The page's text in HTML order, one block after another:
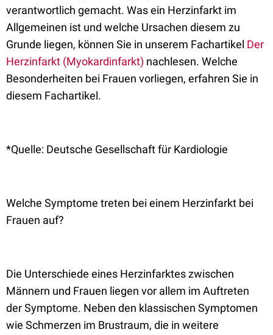
verantwortlich gemacht. Was ein Herzinfarkt im
Allgemeinen ist und welche Ursachen diesem zu
Grunde liegen, können Sie in unserem Fachartikel Der
Herzinfarkt (Myokardinfarkt) nachlesen. Welche
Besonderheiten bei Frauen vorliegen, erfahren Sie in
diesem Fachartikel.
*Quelle: Deutsche Gesellschaft für Kardiologie
Welche Symptome treten bei einem Herzinfarkt bei
Frauen auf?
Die Unterschiede eines Herzinfarktes zwischen
Männern und Frauen liegen vor allem im Auftreten
der Symptome. Neben den klassischen Symptomen
wie Schmerzen im Brustraum, die in weitere